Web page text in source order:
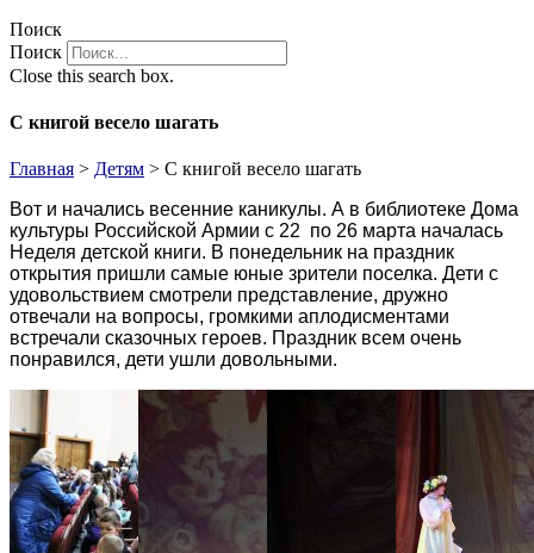
Поиск
Поиск
Close this search box.
С книгой весело шагать
Главная > Детям > С книгой весело шагать
Вот и начались весенние каникулы. А в библиотеке Дома
культуры Российской Армии с 22 по 26 марта началась
Неделя детской книги. В понедельник на праздник
открытия пришли самые юные зрители поселка. Дети с
удовольствием смотрели представление, дружно
отвечали на вопросы, громкими аплодисментами
встречали сказочных героев. Праздник всем очень
понравился, дети ушли довольными.